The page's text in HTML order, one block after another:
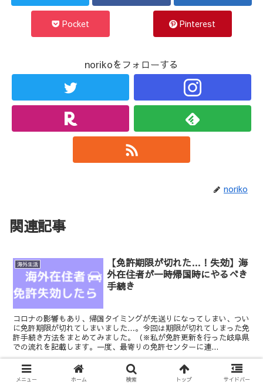
Pocket Pinterest
norikoをフォローする
noriko
関連記事
海外生活
【免許期限が切れた…！失効】海
外在住者が一時帰国時にやるべき
手続き
コロナの影響もあり、帰国タイミングが先送りになってしまい、つい
に免許期限が切れてしまいました…。今回は期限が切れてしまった免
許手続き方法をまとめてみました。（※私が免許更新を行った岐阜県
での流れを記載します。一度、最寄りの免許センターに連...
【出入国記録証明書手続き】海外
メニュー ホーム 検索 トップ サイドバー